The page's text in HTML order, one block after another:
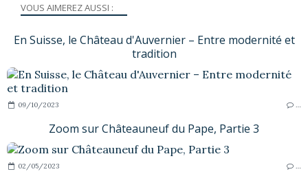
VOUS AIMEREZ AUSSI :
En Suisse, le Château d'Auvernier – Entre modernité et
tradition
09/10/2023
Zoom sur Châteauneuf du Pape, Partie 3
02/05/2023